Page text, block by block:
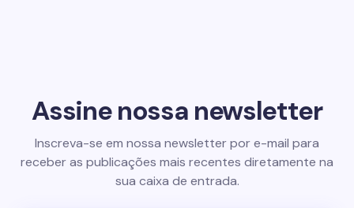
Assine nossa newsletter
Inscreva-se em nossa newsletter por e-mail para
receber as publicações mais recentes diretamente na
sua caixa de entrada.